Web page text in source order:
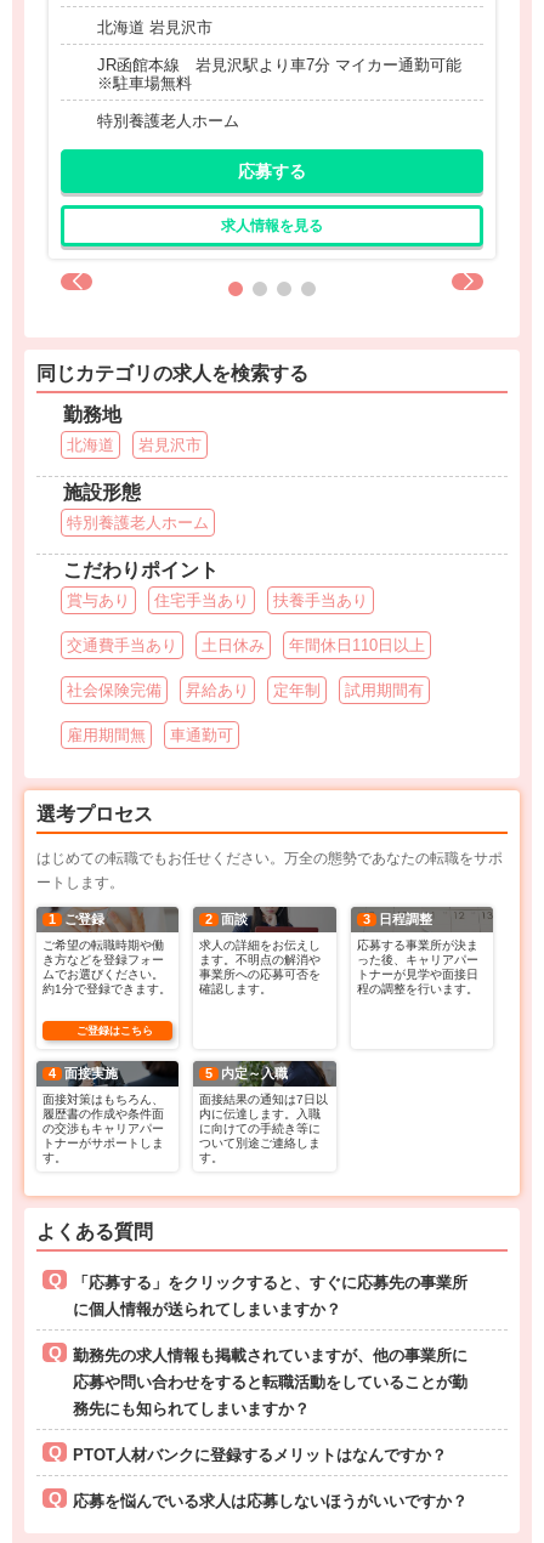
北海道 岩見沢市
JR函館本線 岩見沢駅より車7分 マイカー通勤可能
※駐車場無料
特別養護老人ホーム
応募する
求人情報を見る
同じカテゴリの求人を検索する
勤務地
北海道 岩見沢市
施設形態
特別養護老人ホーム
こだわりポイント
賞与あり 住宅手当あり 扶養手当あり
交通費手当あり 土日休み 年間休日110日以上
社会保険完備 昇給あり 定年制 試用期間有
雇用期間無 車通勤可
選考プロセス
はじめての転職でもお任せください。万全の態勢であなたの転職をサポ
ートします。
1 ご登録
ご希望の転職時期や働
き方などを登録フォー
ムでお選びください。
約1分で登録できます。
ご登録はこちら
2 面談
求人の詳細をお伝えし
ます。不明点の解消や
事業所への応募可否を
確認します。
3 日程調整
応募する事業所が決ま
った後、キャリアパー
トナーが見学や面接日
程の調整を行います。
4 面接実施
面接対策はもちろん、
履歴書の作成や条件面
の交渉もキャリアパー
トナーがサポートしま
す。
5 内定～入職
面接結果の通知は7日以
内に伝達します。入職
に向けての手続き等に
ついて別途ご連絡しま
す。
よくある質問
「応募する」をクリックすると、すぐに応募先の事業所
に個人情報が送られてしまいますか？
勤務先の求人情報も掲載されていますが、他の事業所に
応募や問い合わせをすると転職活動をしていることが勤
務先にも知られてしまいますか？
PTOT人材バンクに登録するメリットはなんですか？
応募を悩んでいる求人は応募しないほうがいいですか？